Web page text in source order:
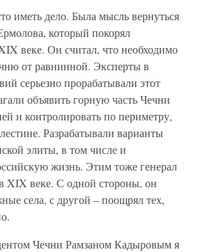
иметь дело. Была мысль вернуться
который покорял
веке. Он считал, что необходимо
от равнинной. Эксперты в
серьезно прорабатывали этот
объявить горную часть Чечни
и контролировать по периметру,
Разрабатывали варианты
элиты, в том числе и
жизнь. Этим тоже генерал
XIX веке. С одной стороны, он
села, с другой – поощрял тех,
Чечни Рамзаном Кадыровым я